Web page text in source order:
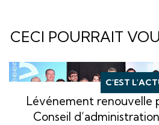
CECI POURRAIT
C'EST
Lévénement renouvelle
Conseil